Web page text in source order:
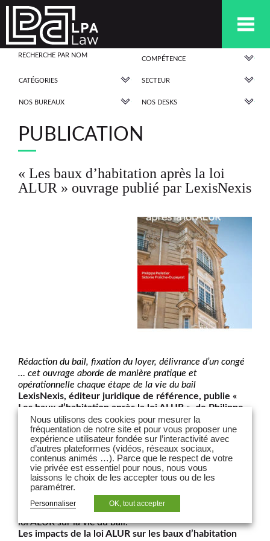
COMPÉTENCE
CATÉGORIES SECTEUR
NOS BUREAUX NOS DESKS
PUBLICATION
« Les baux d’habitation après la loi
ALUR » ouvrage publié par LexisNexis
Rédaction du bail, fixation du loyer, délivrance d’un congé
… cet ouvrage aborde de manière pratique et
opérationnelle chaque étape de la vie du bail
LexisNexis, éditeur juridique de référence, publie «
Les baux d’habitation après la loi ALUR », de Philippe
Pelletier et Sidonie Fraîche-Dupeyrat, avocats
associés au Cabinet LPA-CGR avocats.
Préfacé par le Professeur Périnet-Marquet, cet
ouvrage d’actualité décrit le nouveau dispositif légal et,
en tentant de lever les ambigüités qu’il contient,
propose des solutions d’application pratique.
Il s’adresse aux professionnels de l’immobilier, aux
praticiens du droit, aux étudiants ainsi qu’aux bailleurs
et locataires souhaitant comprendre les impacts de la
loi ALUR sur la vie du bail.
Les impacts de la loi ALUR sur les baux d’habitation
Nous utilisons des cookies pour mesurer la
fréquentation de notre site et pour vous proposer une
expérience utilisateur fondée sur l’interactivité avec
d’autres plateformes (vidéos, réseaux sociaux,
contenus animés …). Parce que le respect de votre
vie privée est essentiel pour nous, nous vous
laissons le choix de les accepter tous ou de les
paramétrer.
Personnaliser OK, tout accepter